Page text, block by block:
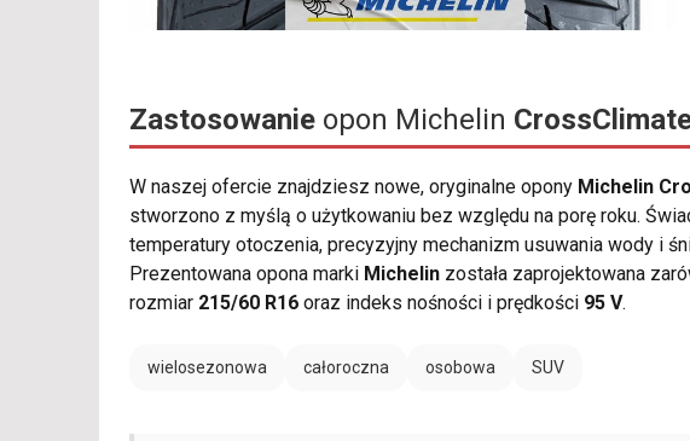
Zastosowanie opon Michelin
W naszej ofercie znajdziesz nowe, oryginalne opony Michelin
stworzono z myślą o użytkowaniu bez względu na porę roku.
temperatury otoczenia, precyzyjny mechanizm usuwania wody i
Prezentowana opona marki Michelin została zaprojektowana
rozmiar 215/60 R16 oraz indeks nośności i prędkości 95 V.
wielosezonowa całoroczna osobowa SUV